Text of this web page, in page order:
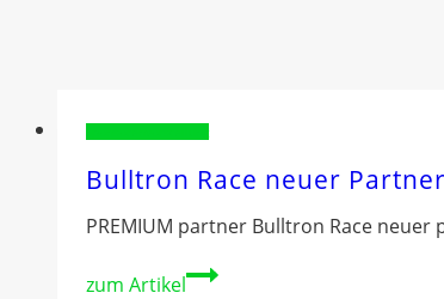
Bulltron Race neuer
PREMIUM partner Bulltron Race
zum Artikel
Bulltron